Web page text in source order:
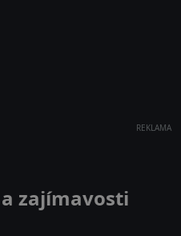
REKLAMA
zajímavosti